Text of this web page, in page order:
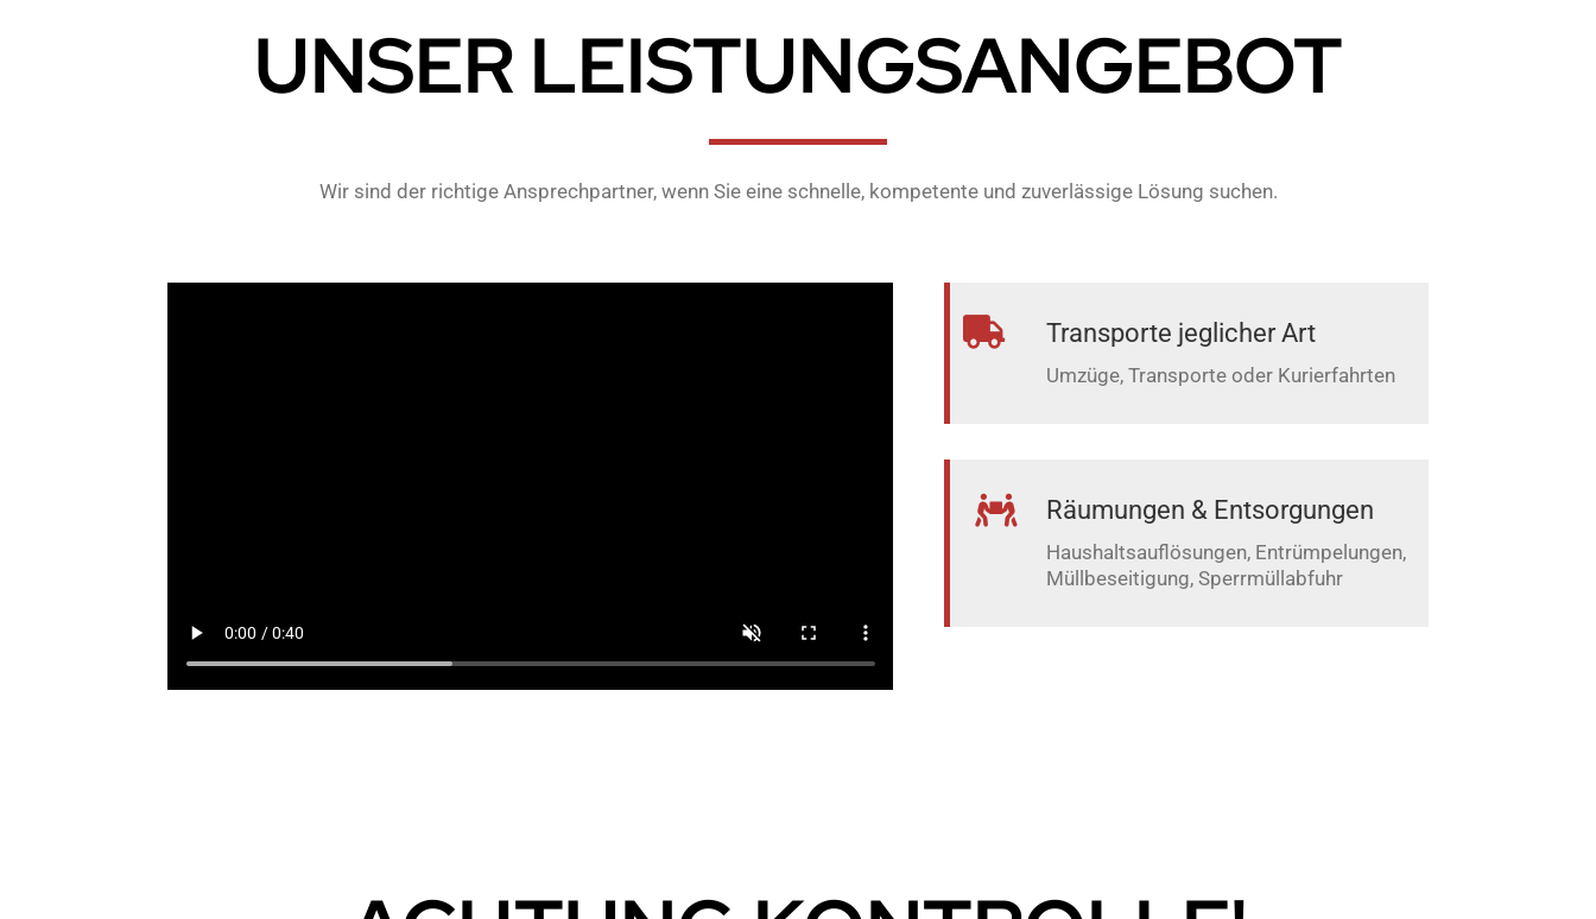
UNSER LEISTUNGSANGEBOT
Wir sind der richtige Ansprechpartner, wenn Sie eine schnelle, kompetente und zuverlässige Lösung suchen.
Transporte jeglicher Art
Umzüge, Transporte oder Kurierfahrten
Räumungen & Entsorgungen
Haushaltsauflösungen, Entrümpelungen,
Müllbeseitigung, Sperrmüllabfuhr